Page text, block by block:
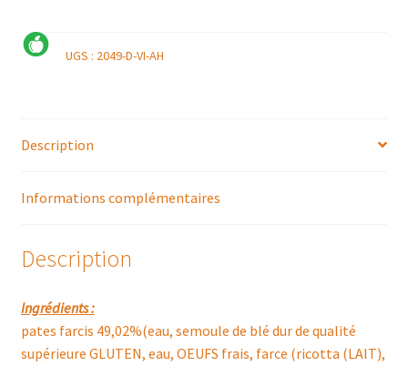
UGS : 2049-D-VI-AH
Description
Informations complémentaires
Description
Ingrédients :
pates farcis 49,02%(eau, semoule de blé dur de qualité
supérieure GLUTEN, eau, OEUFS frais, farce (ricotta (LAIT),